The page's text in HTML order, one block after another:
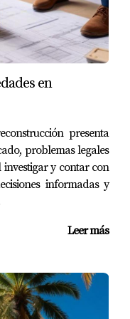
aumentar su
baja.
completa
aquí hay tres
otros
Broward.
Después de
locales y trabajar
en
presenta
problemas legales
y contar con
informadas y
Leer más